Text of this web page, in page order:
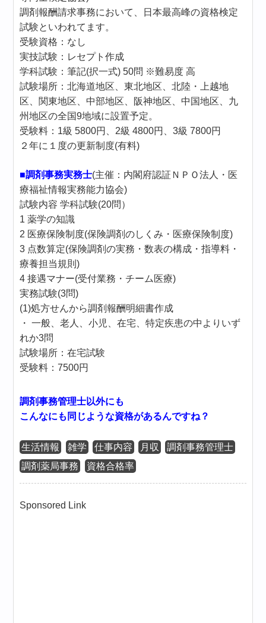
調剤報酬請求事務において、日本最高峰の資格検定
試験といわれてます。
受験資格：なし
実技試験：レセプト作成
学科試験：筆記(択一式) 50問 ※難易度 高
試験場所：北海道地区、東北地区、北陸・上越地
区、関東地区、中部地区、阪神地区、中国地区、九
州地区の全国9地域に設置予定。
受験料：1級 5800円、2級 4800円、3級 7800円
２年に１度の更新制度(有料)
■調剤事務実務士(主催：内閣府認証ＮＰＯ法人・医
療福祉情報実務能力協会)
試験内容 学科試験(20問）
1 薬学の知識
2 医療保険制度(保険調剤のしくみ・医療保険制度)
3 点数算定(保険調剤の実務・数表の構成・指導料・
療養担当規則)
4 接遇マナー(受付業務・チーム医療)
実務試験(3問)
(1)処方せんから調剤報酬明細書作成
・ 一般、老人、小児、在宅、特定疾患の中よりいず
れか3問
試験場所：在宅試験
受験料：7500円
調剤事務管理士以外にも
こんなにも同じような資格があるんですね？
生活情報 雑学 仕事内容 月収
調剤事務管理士
調剤薬局事務
資格合格率
Sponsored Link